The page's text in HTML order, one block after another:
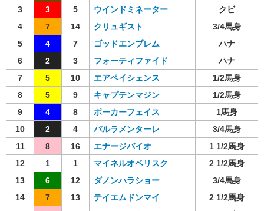
3
3 5 ウインドミネーター
クビ
4
7 14 クリュギスト
3/4馬身
5
4 7 ゴッドエンブレム
ハナ
6
2 3 フォーティファイド
ハナ
7
5 10 エアペイシェンス
1/2馬身
8
5 9 キャプテンマジン
1/2馬身
9
4 8 ポーカーフェイス
1馬身
10
2 4 パルラメンターレ
3/4馬身
11
8 16 エナージバイオ
1 1/2馬身
12
1 1 マイネルオベリスク
2 1/2馬身
13
6 12 ダノンハラショー
3/4馬身
14
7 13 テイエムドンマイ
2 1/2馬身